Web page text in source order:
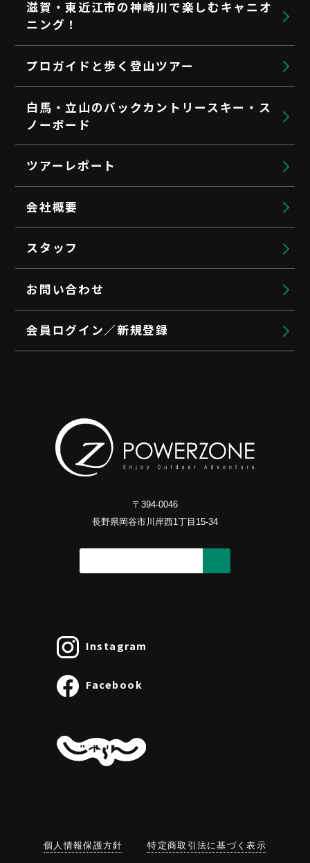
滋賀・東近江市の神崎川で楽しむキャニオ
ニング！
プロガイドと歩く登山ツアー
白馬・立山のバックカントリースキー・ス
ノーボード
ツアーレポート
会社概要
スタッフ
お問い合わせ
会員ログイン／新規登録
〒394-0046
長野県岡谷市川岸西1丁目15-34
Instagram
Facebook
個人情報保護方針 特定商取引法に基づく表示